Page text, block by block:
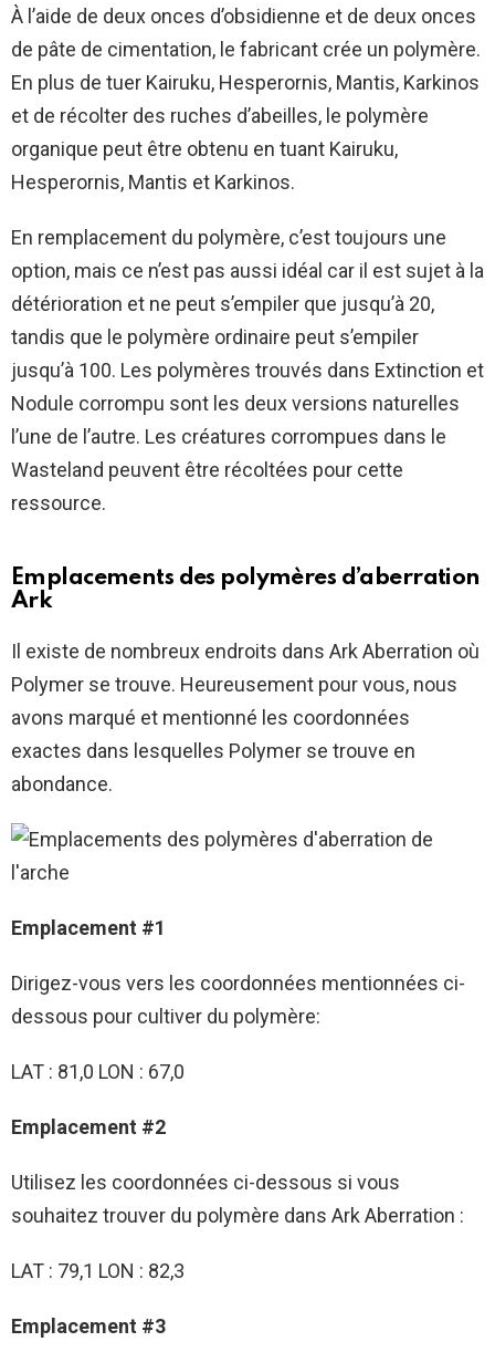
À l’aide de deux onces d’obsidienne et de deux onces
de pâte de cimentation, le fabricant crée un polymère.
En plus de tuer Kairuku, Hesperornis, Mantis, Karkinos
et de récolter des ruches d’abeilles, le polymère
organique peut être obtenu en tuant Kairuku,
Hesperornis, Mantis et Karkinos.
En remplacement du polymère, c’est toujours une
option, mais ce n’est pas aussi idéal car il est sujet à la
détérioration et ne peut s’empiler que jusqu’à 20,
tandis que le polymère ordinaire peut s’empiler
jusqu’à 100. Les polymères trouvés dans Extinction et
Nodule corrompu sont les deux versions naturelles
l’une de l’autre. Les créatures corrompues dans le
Wasteland peuvent être récoltées pour cette
ressource.
Emplacements des polymères d’aberration
Ark
Il existe de nombreux endroits dans Ark Aberration où
Polymer se trouve. Heureusement pour vous, nous
avons marqué et mentionné les coordonnées
exactes dans lesquelles Polymer se trouve en
abondance.
Emplacement #1
Dirigez-vous vers les coordonnées mentionnées ci-
dessous pour cultiver du polymère:
LAT : 81,0 LON : 67,0
Emplacement #2
Utilisez les coordonnées ci-dessous si vous
souhaitez trouver du polymère dans Ark Aberration :
LAT : 79,1 LON : 82,3
Emplacement #3